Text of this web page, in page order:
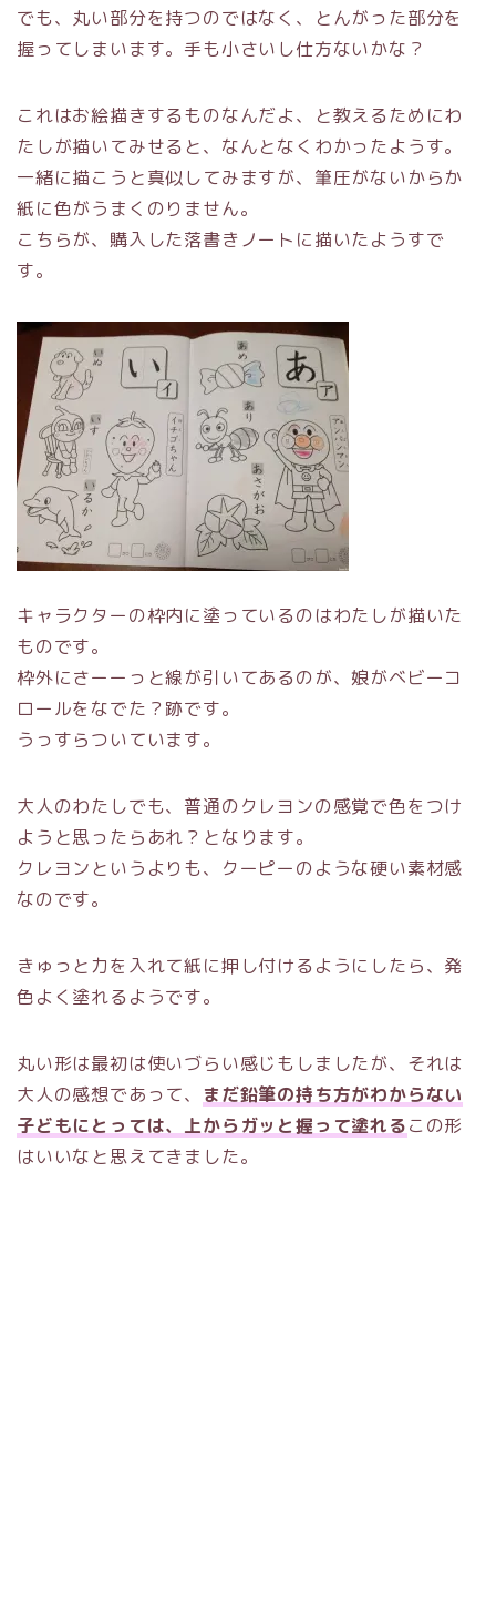
でも、丸い部分を持つのではなく、とんがった部分を
握ってしまいます。手も小さいし仕方ないかな？
これはお絵描きするものなんだよ、と教えるためにわ
たしが描いてみせると、なんとなくわかったようす。
一緒に描こうと真似してみますが、筆圧がないからか
紙に色がうまくのりません。
こちらが、購入した落書きノートに描いたようすで
す。
キャラクターの枠内に塗っているのはわたしが描いた
ものです。
枠外にさーーっと線が引いてあるのが、娘がベビーコ
ロールをなでた？跡です。
うっすらついています。
大人のわたしでも、普通のクレヨンの感覚で色をつけ
ようと思ったらあれ？となります。
クレヨンというよりも、クーピーのような硬い素材感
なのです。
きゅっと力を入れて紙に押し付けるようにしたら、発
色よく塗れるようです。
丸い形は最初は使いづらい感じもしましたが、それは
大人の感想であって、 まだ鉛筆の持ち方がわからない
子どもにとっては、上からガッと握って塗れるこの形
はいいなと思えてきました。